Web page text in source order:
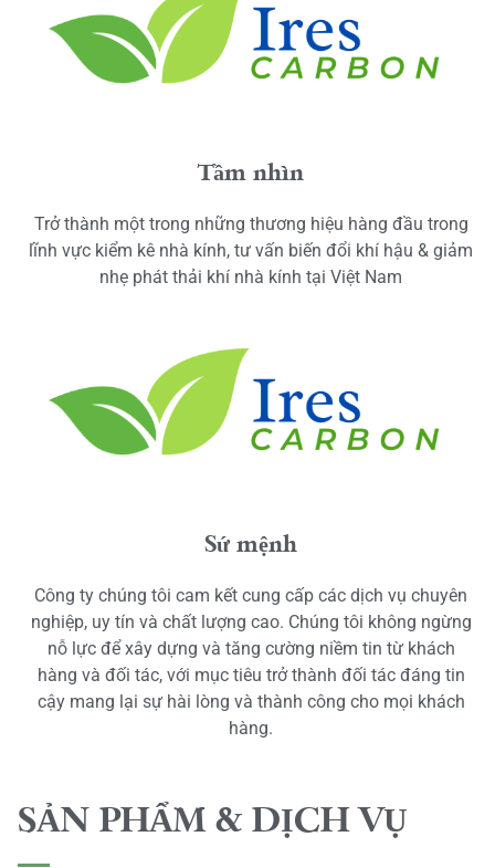
Tầm nhìn
Trở thành một trong những thương hiệu hàng đầu trong
lĩnh vực kiểm kê nhà kính, tư vấn biến đổi khí hậu & giảm
nhẹ phát thải khí nhà kính tại Việt Nam
Sứ mệnh
Công ty chúng tôi cam kết cung cấp các dịch vụ chuyên
nghiệp, uy tín và chất lượng cao. Chúng tôi không ngừng
nỗ lực để xây dựng và tăng cường niềm tin từ khách
hàng và đối tác, với mục tiêu trở thành đối tác đáng tin
cậy mang lại sự hài lòng và thành công cho mọi khách
hàng.
SẢN PHẨM & DỊCH VỤ